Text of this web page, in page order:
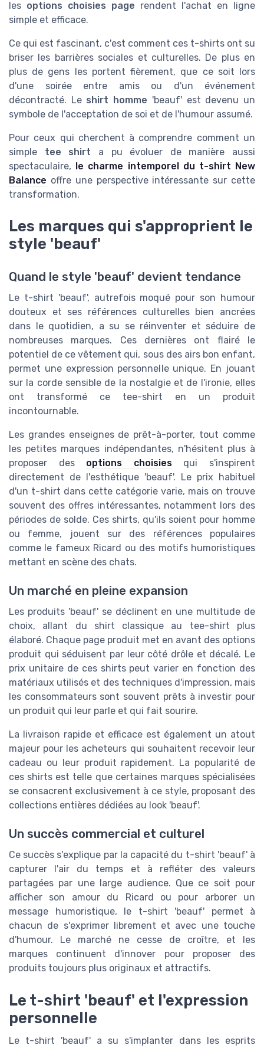
les options choisies page rendent l'achat en ligne
simple et efficace.
Ce qui est fascinant, c'est comment ces t-shirts ont su
briser les barrières sociales et culturelles. De plus en
plus de gens les portent fièrement, que ce soit lors
d'une soirée entre amis ou d'un événement
décontracté. Le shirt homme 'beauf' est devenu un
symbole de l'acceptation de soi et de l'humour assumé.
Pour ceux qui cherchent à comprendre comment un
simple tee shirt a pu évoluer de manière aussi
spectaculaire, le charme intemporel du t-shirt New
Balance offre une perspective intéressante sur cette
transformation.
Les marques qui s'approprient le
style 'beauf'
Quand le style 'beauf' devient tendance
Le t-shirt 'beauf', autrefois moqué pour son humour
douteux et ses références culturelles bien ancrées
dans le quotidien, a su se réinventer et séduire de
nombreuses marques. Ces dernières ont flairé le
potentiel de ce vêtement qui, sous des airs bon enfant,
permet une expression personnelle unique. En jouant
sur la corde sensible de la nostalgie et de l'ironie, elles
ont transformé ce tee-shirt en un produit
incontournable.
Les grandes enseignes de prêt-à-porter, tout comme
les petites marques indépendantes, n'hésitent plus à
proposer des options choisiesqui s'inspirent
directement de l'esthétique 'beauf'. Le prix habituel
d'un t-shirt dans cette catégorie varie, mais on trouve
souvent des offres intéressantes, notamment lors des
périodes de solde. Ces shirts, qu'ils soient pour homme
ou femme, jouent sur des références populaires
comme le fameux Ricard ou des motifs humoristiques
mettant en scène des chats.
Un marché en pleine expansion
Les produits 'beauf' se déclinent en une multitude de
choix, allant du shirt classique au tee-shirt plus
élaboré. Chaque page produit met en avant des options
produit qui séduisent par leur côté drôle et décalé. Le
prix unitaire de ces shirts peut varier en fonction des
matériaux utilisés et des techniques d'impression, mais
les consommateurs sont souvent prêts à investir pour
un produit qui leur parle et qui fait sourire.
La livraison rapide et efficace est également un atout
majeur pour les acheteurs qui souhaitent recevoir leur
cadeau ou leur produit rapidement. La popularité de
ces shirts est telle que certaines marques spécialisées
se consacrent exclusivement à ce style, proposant des
collections entières dédiées au look 'beauf'.
Un succès commercial et culturel
Ce succès s'explique par la capacité du t-shirt 'beauf' à
capturer l'air du temps et à refléter des valeurs
partagées par une large audience. Que ce soit pour
afficher son amour du Ricard ou pour arborer un
message humoristique, le t-shirt 'beauf' permet à
chacun de s'exprimer librement et avec une touche
d'humour. Le marché ne cesse de croître, et les
marques continuent d'innover pour proposer des
produits toujours plus originaux et attractifs.
Le t-shirt 'beauf' et l'expression
personnelle
Le t-shirt 'beauf' a su s'implanter dans les esprits